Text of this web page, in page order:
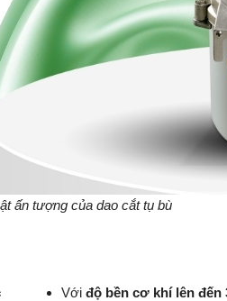
ấn tượng của dao cắt tụ bù
Với độ bền cơ khí lên đến